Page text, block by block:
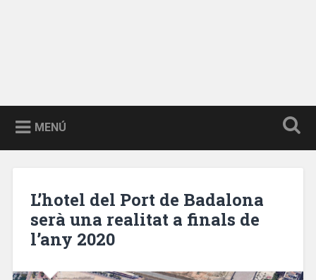
MENÚ
L’hotel del Port de Badalona
serà una realitat a finals de
l’any 2020